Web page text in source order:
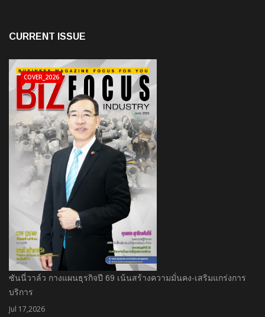
CURRENT ISSUE
ซันนี่วาล์ว กางแผนธุรกิจปี 69 เน้นสร้างความมั่นคง-เสริมแกร่งการ
บริการ
Jul 17,2026
COVER_2026